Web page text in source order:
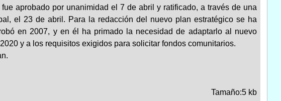
aprobado por unanimidad el 7 de abril y ratificado, a través de una
el 23 de abril. Para la redacción del nuevo plan estratégico se ha
en 2007, y en él ha primado la necesidad de adaptarlo al nuevo
y a los requisitos exigidos para solicitar fondos comunitarios.
Tamaño:5 kb